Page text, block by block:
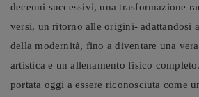
decenni successivi, una trasformazione
versi, un ritorno alle origini- adattandosi
della modernità, fino a diventare una
artistica e un allenamento fisico
portata oggi a essere riconosciuta come